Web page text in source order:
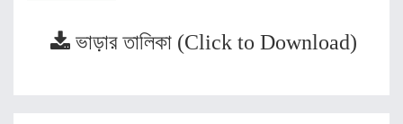
ভাড়ার তালিকা (Click to Download)